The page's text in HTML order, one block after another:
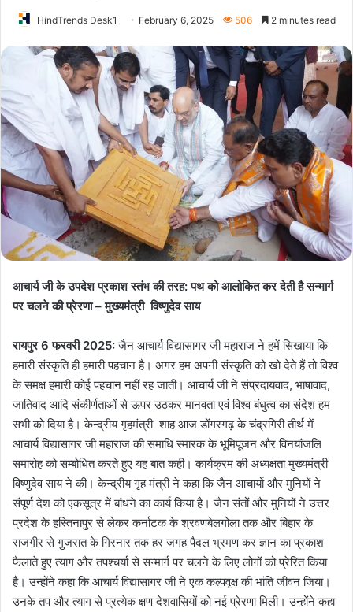
HindTrends Desk1 February 6, 2025 506 2 minutes read
आचार्य जी के उपदेश प्रकाश स्तंभ की तरह: पथ को आलोकित कर देती है सन्मार्ग
पर चलने की प्रेरणा – मुख्यमंत्री विष्णुदेव साय
रायपुर 6 फरवरी 2025:जैन आचार्य विद्यासागर जी महाराज ने हमें सिखाया कि
हमारी संस्कृति ही हमारी पहचान है। अगर हम अपनी संस्कृति को खो देते हैं तो विश्व
के समक्ष हमारी कोई पहचान नहीं रह जाती। आचार्य जी ने संप्रदायवाद, भाषावाद,
जातिवाद आदि संकीर्णताओं से ऊपर उठकर मानवता एवं विश्व बंधुत्व का संदेश हम
सभी को दिया है। केन्द्रीय गृहमंत्री शाह आज डोंगरगढ़ के चंद्रगिरी तीर्थ में
आचार्य विद्यासागर जी महाराज की समाधि स्मारक के भूमिपूजन और विनयांजलि
समारोह को सम्बोधित करते हुए यह बात कही। कार्यक्रम की अध्यक्षता मुख्यमंत्री
विष्णुदेव साय ने की। केन्द्रीय गृह मंत्री ने कहा कि जैन आचार्यो और मुनियों ने
संपूर्ण देश को एकसूत्र में बांधने का कार्य किया है। जैन संतों और मुनियों ने उत्तर
प्रदेश के हस्तिनापुर से लेकर कर्नाटक के श्रवणबेलगोला तक और बिहार के
राजगीर से गुजरात के गिरनार तक हर जगह पैदल भ्रमण कर ज्ञान का प्रकाश
फैलाते हुए त्याग और तपश्चर्या से सन्मार्ग पर चलने के लिए लोगों को प्रेरित किया
है। उन्होंने कहा कि आचार्य विद्यासागर जी ने एक कल्पवृक्ष की भांति जीवन जिया।
उनके तप और त्याग से प्रत्येक क्षण देशवासियों को नई प्रेरणा मिली। उन्होंने कहा